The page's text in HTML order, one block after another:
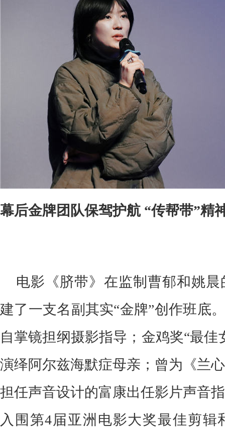
幕后金牌团队保驾护航 “传帮带”精
电影《脐带》在监制曹郁和姚
建了一支名副其实“金牌”创作班底
自掌镜担纲摄影指导； 金鸡奖“最佳
演绎阿尔兹海默症母亲 ；曾为《兰
担任声音设计的富康出任影片声音
入围第4届亚洲电影大奖最佳剪辑